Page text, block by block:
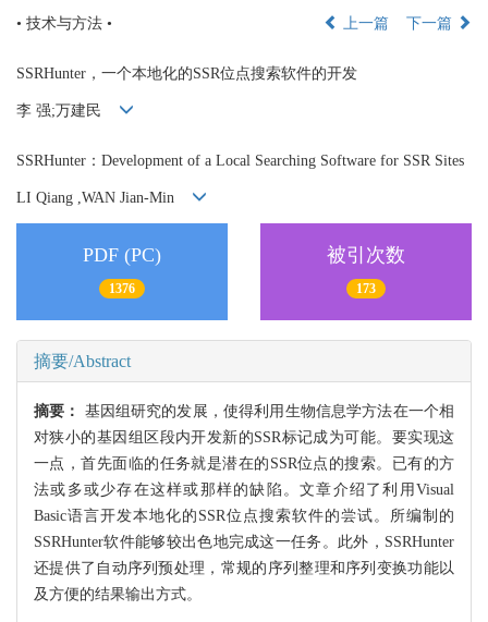
• 技术与方法 •
上一篇 下一篇
SSRHunter，一个本地化的SSR位点搜索软件的开发
李 强;万建民
SSRHunter：Development of a Local Searching Software for SSR Sites
LI Qiang ,WAN Jian-Min
PDF (PC)
1376
被引次数
173
摘要/Abstract
摘要： 基因组研究的发展，使得利用生物信息学方法在一个相
对狭小的基因组区段内开发新的SSR标记成为可能。要实现这
一点，首先面临的任务就是潜在的SSR位点的搜索。已有的方
法或多或少存在这样或那样的缺陷。文章介绍了利用Visual
Basic语言开发本地化的SSR位点搜索软件的尝试。所编制的
SSRHunter软件能够较出色地完成这一任务。此外，SSRHunter
还提供了自动序列预处理，常规的序列整理和序列变换功能以
及方便的结果输出方式。